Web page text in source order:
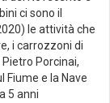
ci sono il
le attività che
i carrozzoni di
Porcinai,
Fiume e la Nave
5 anni